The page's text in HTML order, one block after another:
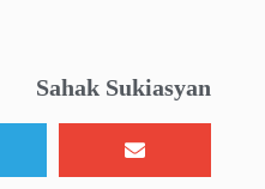
Sahak Sukiasyan